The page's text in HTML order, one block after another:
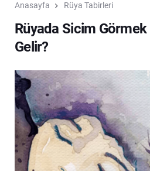
Anasayfa Rüya Tabirleri
Rüyada Sicim
Gelir?